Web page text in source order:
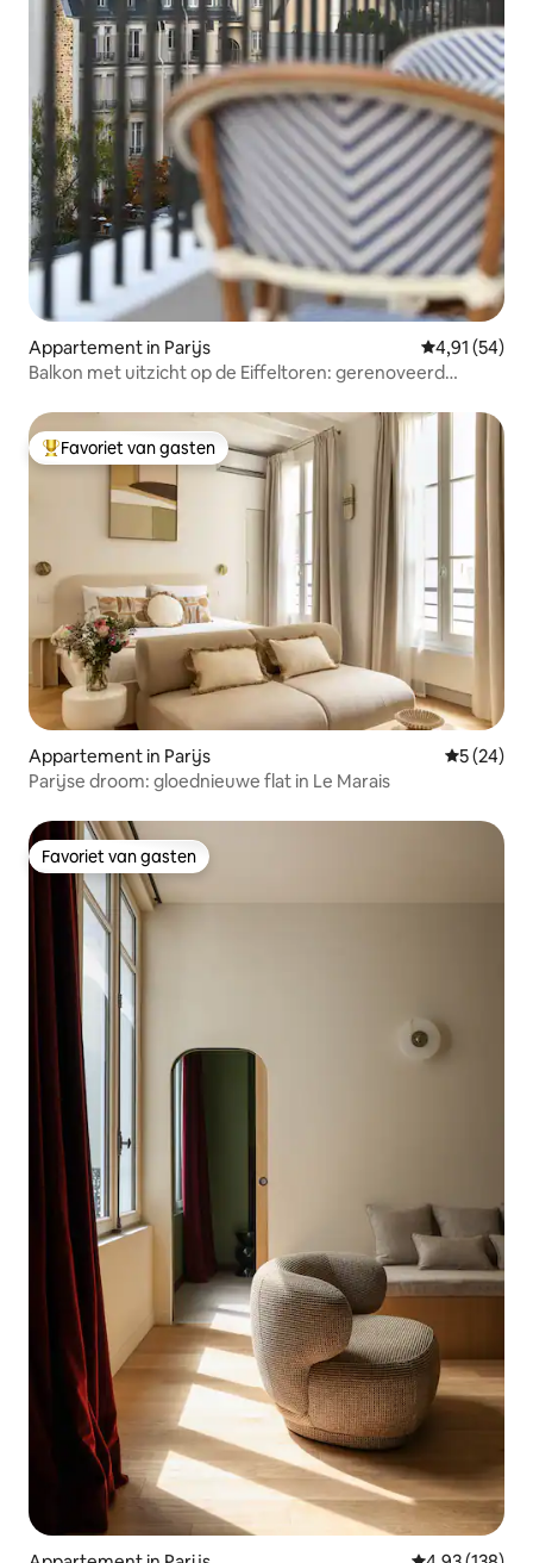
Appartement in Parijs Gemiddelde
4,91 (54)
Balkon met uitzicht op de Eiffeltoren: gerenoveerd
Topfavoriet van gasten
Favoriet van gasten
Appartement in Parijs
5 (24)
Parijse droom: gloednieuwe flat in Le Marais
Favoriet van gasten
Favoriet van gasten